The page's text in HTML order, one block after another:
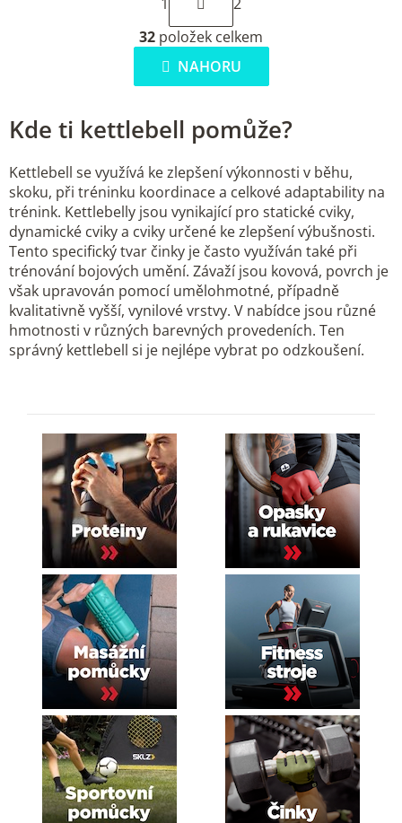
O
v
l
á
a
í
p
r
v
k
y
v
ý
p
u
t
r
á
n
v
á
n
í
32 položek celkem
NAHORU
Kde ti kettlebell pomůže?
Kettlebell se využívá ke zlepšení výkonnosti v běhu,
skoku, při tréninku koordinace a celkové adaptability na
trénink. Kettlebelly jsou vynikající pro statické cviky,
dynamické cviky a cviky určené ke zlepšení výbušnosti.
Tento specifický tvar činky je často využíván také při
trénování bojových umění. Závaží jsou kovová, povrch je
však upravován pomocí umělohmotné, případně
kvalitativně vyšší, vynilové vrstvy. V nabídce jsou různé
hmotnosti v různých barevných provedeních. Ten
správný kettlebell si je nejlépe vybrat po odzkoušení.